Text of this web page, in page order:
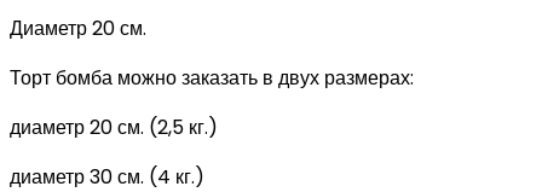
Диаметр 20 см.
Торт бомба можно заказать в двух размерах:
диаметр 20 см. (2,5 кг.)
диаметр 30 см. (4 кг.)